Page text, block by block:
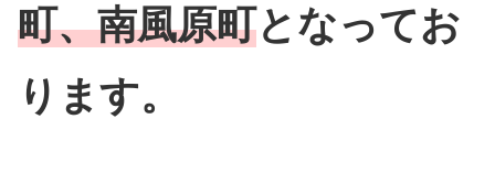
町、南風原町となってお
ります。